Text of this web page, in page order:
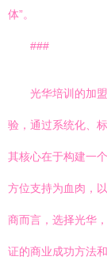
体”。
###
光华培训的加
验，通过系统化、
其核心在于构建一
方位支持为血肉，
商而言，选择光华
证的商业成功方法